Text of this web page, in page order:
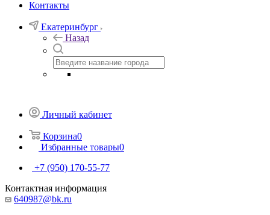
Контакты
Екатеринбург
Назад
Личный кабинет
Корзина0
Избранные товары0
+7 (950) 170-55-77
Контактная информация
640987@bk.ru